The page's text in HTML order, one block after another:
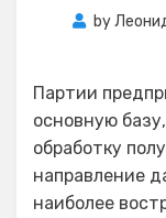
by
Партии
основную
обработку
направление
наиболее